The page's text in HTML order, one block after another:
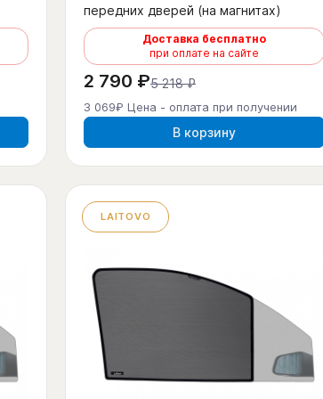
передних дверей (на магнитах)
Доставка бесплатно
при оплате на сайте
2 790 ₽5 218 ₽
3 069₽ Цена - оплата при получении
В корзину
LAITOVO